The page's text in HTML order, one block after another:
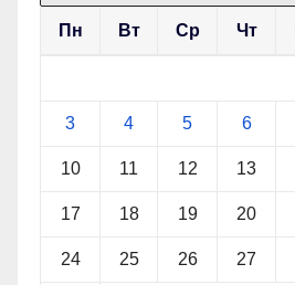
Пн Вт Ср Чт
3 4 5 6
10 11 12 13
17 18 19 20
24 25 26 27